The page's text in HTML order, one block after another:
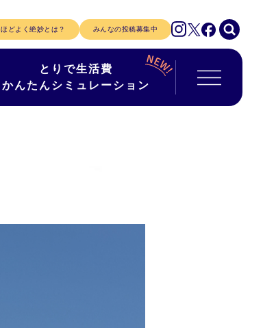
ほどよく絶妙とは？ みんなの投稿募集中
とりで生活費
かんたんシミュレーション